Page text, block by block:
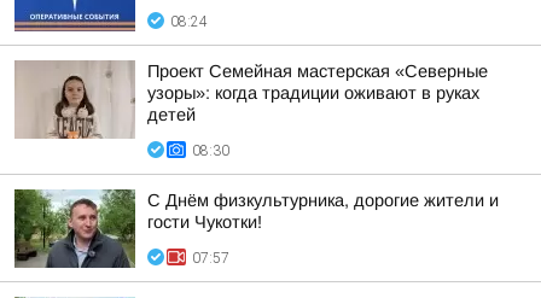
08:24
Проект Семейная мастерская «Северные
узоры»: когда традиции оживают в руках
детей
08:30
С Днём физкультурника, дорогие жители и
гости Чукотки!
07:57